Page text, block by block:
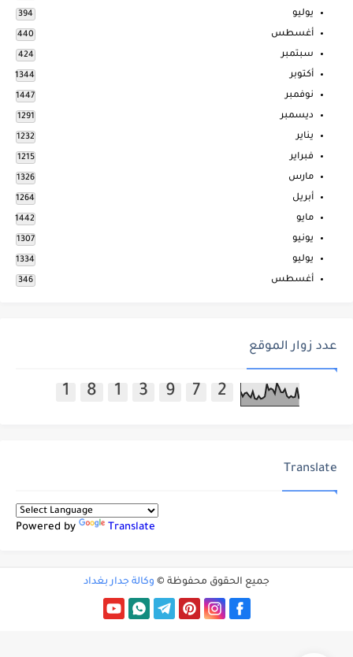
يوليو 394
أغسطس 440
سبتمبر 424
أكتوبر 1344
نوفمبر 1447
ديسمبر 1291
يناير 1232
فبراير 1215
مارس 1326
أبريل 1264
مايو 1442
يونيو 1307
يوليو 1334
أغسطس 346
عدد زوار الموقع
1 8 1 3 9 7 2
Translate
Powered by Translate
جميع الحقوق محفوظة © وكالة جدار بغداد